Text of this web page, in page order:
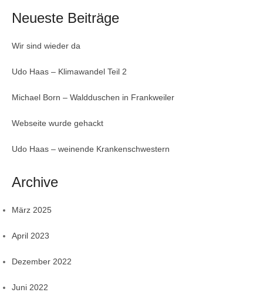
Neueste Beiträge
Wir sind wieder da
Udo Haas – Klimawandel Teil 2
Michael Born – Waldduschen in Frankweiler
Webseite wurde gehackt
Udo Haas – weinende Krankenschwestern
Archive
März 2025
April 2023
Dezember 2022
Juni 2022